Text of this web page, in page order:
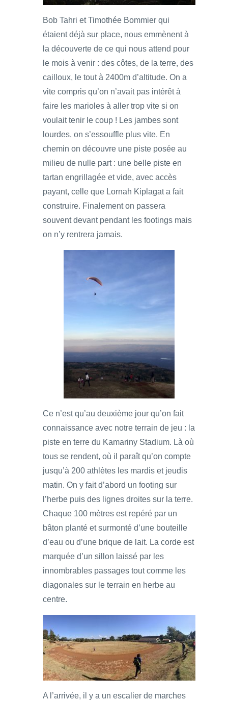
Bob Tahri et Timothée Bommier qui
étaient déjà sur place, nous emmènent à
la découverte de ce qui nous attend pour
le mois à venir : des côtes, de la terre, des
cailloux, le tout à 2400m d’altitude. On a
vite compris qu’on n’avait pas intérêt à
faire les marioles à aller trop vite si on
voulait tenir le coup ! Les jambes sont
lourdes, on s’essouffle plus vite. En
chemin on découvre une piste posée au
milieu de nulle part : une belle piste en
tartan engrillagée et vide, avec accès
payant, celle que Lornah Kiplagat a fait
construire. Finalement on passera
souvent devant pendant les footings mais
on n’y rentrera jamais.
Ce n’est qu’au deuxième jour qu’on fait
connaissance avec notre terrain de jeu : la
piste en terre du Kamariny Stadium. Là où
tous se rendent, où il paraît qu’on compte
jusqu’à 200 athlètes les mardis et jeudis
matin. On y fait d’abord un footing sur
l’herbe puis des lignes droites sur la terre.
Chaque 100 mètres est repéré par un
bâton planté et surmonté d’une bouteille
d’eau ou d’une brique de lait. La corde est
marquée d’un sillon laissé par les
innombrables passages tout comme les
diagonales sur le terrain en herbe au
centre.
A l’arrivée, il y a un escalier de marches